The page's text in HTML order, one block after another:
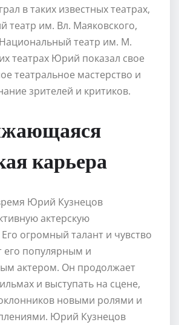
в таких известных театрах,
театр им. Вл. Маяковского,
театр им. М.
театрах Юрий показал свое
театральное мастерство и
зрителей и критиков.
карьера
Юрий Кузнецов
актерскую
огромный талант и чувство
популярным и
актером. Он продолжает
и выступать на сцене,
новыми ролями и
Юрий Кузнецов